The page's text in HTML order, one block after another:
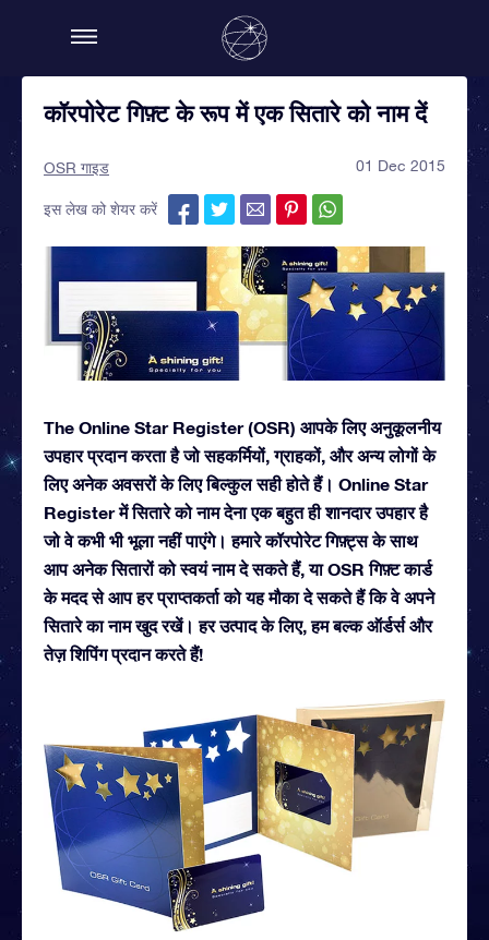
कॉरपोरेट गिफ़्ट के रूप में एक सितारे को नाम दें
OSR गाइड 01 Dec 2015
इस लेख को शेयर करें
The Online Star Register (OSR) आपके लिए अनुकूलनीय
उपहार प्रदान करता है जो सहकर्मियों, ग्राहकों, और अन्य लोगों के
लिए अनेक अवसरों के लिए बिल्कुल सही होते हैं। Online Star
Register में सितारे को नाम देना एक बहुत ही शानदार उपहार है
जो वे कभी भी भूला नहीं पाएंगे। हमारे कॉरपोरेट गिफ़्ट्स के साथ
आप अनेक सितारों को स्वयं नाम दे सकते हैं, या OSR गिफ़्ट कार्ड
के मदद से आप हर प्राप्तकर्ता को यह मौका दे सकते हैं कि वे अपने
सितारे का नाम खुद रखें। हर उत्पाद के लिए, हम बल्क ऑर्डर्स और
तेज़ शिपिंग प्रदान करते हैं!